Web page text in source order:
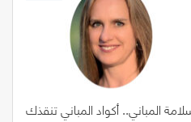
المباني.. أكواد المباني تنقذك